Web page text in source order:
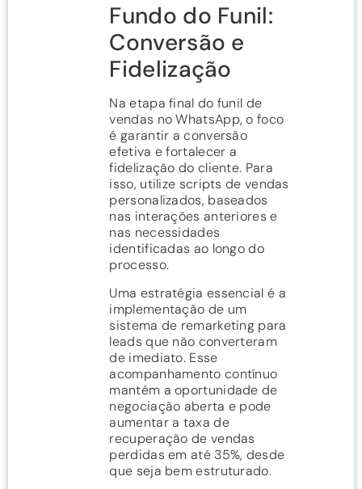
Fundo do Funil:
Conversão e
Fidelização
Na etapa final do funil de
vendas no WhatsApp, o foco
é garantir a conversão
efetiva e fortalecer a
fidelização do cliente. Para
isso, utilize scripts de vendas
personalizados, baseados
nas interações anteriores e
nas necessidades
identificadas ao longo do
processo.
Uma estratégia essencial é a
implementação de um
sistema de remarketing para
leads que não converteram
de imediato. Esse
acompanhamento contínuo
mantém a oportunidade de
negociação aberta e pode
aumentar a taxa de
recuperação de vendas
perdidas em até 35%, desde
que seja bem estruturado.